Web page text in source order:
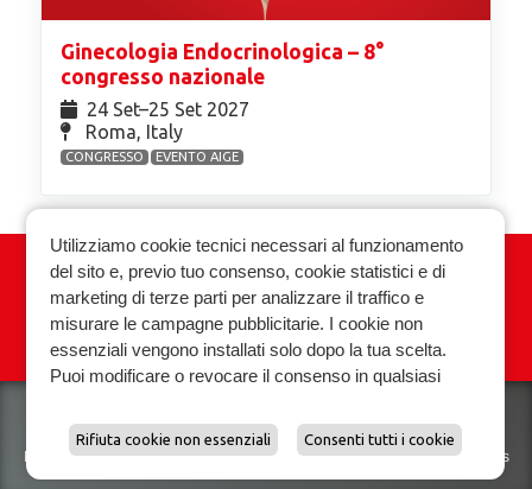
Ginecologia Endocrinologica – 8°
congresso nazionale
24 Set⁠–25 Set 2027
Roma, Italy
CONGRESSO EVENTO AIGE
Associazione Italiana Ginecologia
Endocrinologica
Privacy policy Cookie policy
Biomedical Technologies Srl VAT. 01118070927Privacy policy|Cookies
Utilizziamo cookie tecnici necessari al funzionamento
del sito e, previo tuo consenso, cookie statistici e di
marketing di terze parti per analizzare il traffico e
misurare le campagne pubblicitarie. I cookie non
essenziali vengono installati solo dopo la tua scelta.
Puoi modificare o revocare il consenso in qualsiasi
Scopri di piu e gestisci le preferenze sui cookie.
Rifiuta cookie non essenziali Consenti tutti i cookie